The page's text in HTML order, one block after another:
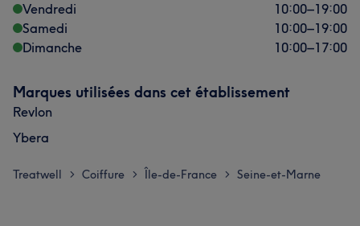
Vendredi
10:00–19:00
Samedi
10:00–19:00
Dimanche
10:00–17:00
Marques utilisées dans cet établissement
Revlon
Ybera
Treatwell > Coiffure > Île-de-France > Seine-et-Marne